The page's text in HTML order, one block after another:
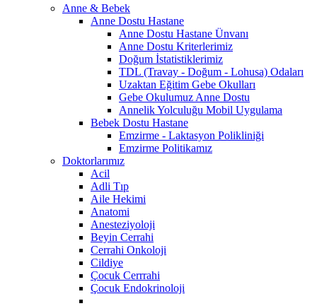
Anne & Bebek
Anne Dostu Hastane
Anne Dostu Hastane Ünvanı
Anne Dostu Kriterlerimiz
Doğum İstatistiklerimiz
TDL (Travay - Doğum - Lohusa) Odaları
Uzaktan Eğitim Gebe Okulları
Gebe Okulumuz Anne Dostu
Annelik Yolculuğu Mobil Uygulama
Bebek Dostu Hastane
Emzirme - Laktasyon Polikliniği
Emzirme Politikamız
Doktorlarımız
Acil
Adli Tıp
Aile Hekimi
Anatomi
Anesteziyoloji
Beyin Cerrahi
Cerrahi Onkoloji
Cildiye
Çocuk Cerrrahi
Çocuk Endokrinoloji